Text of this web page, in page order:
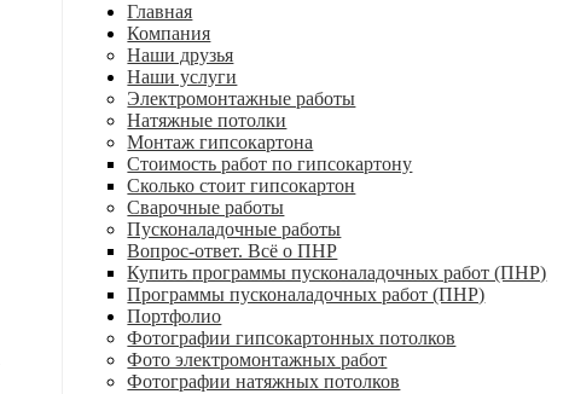
Главная
Компания
Наши друзья
Наши услуги
Электромонтажные работы
Натяжные потолки
Монтаж гипсокартона
Стоимость работ по гипсокартону
Сколько стоит гипсокартон
Сварочные работы
Пусконаладочные работы
Вопрос-ответ. Всё о ПНР
Купить программы пусконаладочных работ (ПНР)
Программы пусконаладочных работ (ПНР)
Портфолио
Фотографии гипсокартонных потолков
Фото электромонтажных работ
Фотографии натяжных потолков